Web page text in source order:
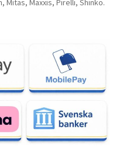
Mitas, Maxxis, Pirelli, Shinko.